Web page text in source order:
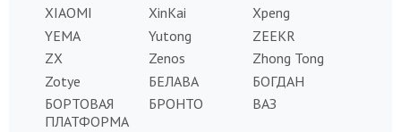
XIAOMI
XinKai
Xpeng
YEMA
Yutong
ZEEKR
ZX
Zenos
Zhong Tong
Zotye
БЕЛАВА
БОГДАН
БОРТОВАЯ
ПЛАТФОРМА
БРОНТО ВАЗ